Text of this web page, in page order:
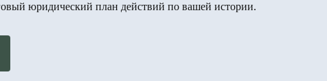
юридический план действий по вашей истории.